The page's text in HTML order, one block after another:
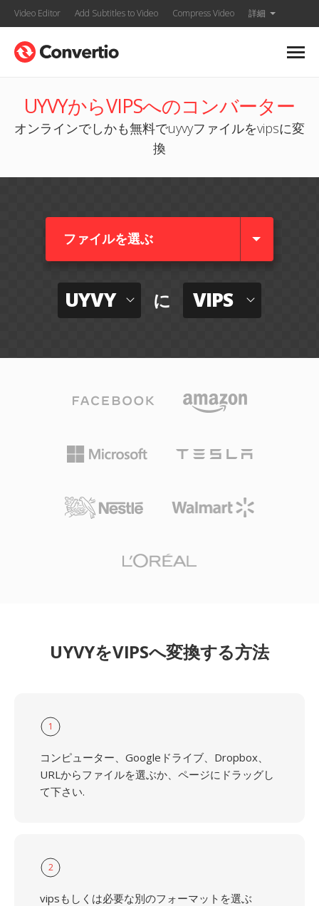
Video Editor Add Subtitles to Video Compress Video 詳細
UYVYからVIPSへのコンバーター
オンラインでしかも無料でuyvyファイルをvipsに変
換
ファイルを選ぶ
UYVY に VIPS
UYVYをVIPSへ変換する方法
1
コンピューター、Googleドライブ、Dropbox、
URLからファイルを選ぶか、ページにドラッグし
て下さい.
2
vipsもしくは必要な別のフォーマットを選ぶ